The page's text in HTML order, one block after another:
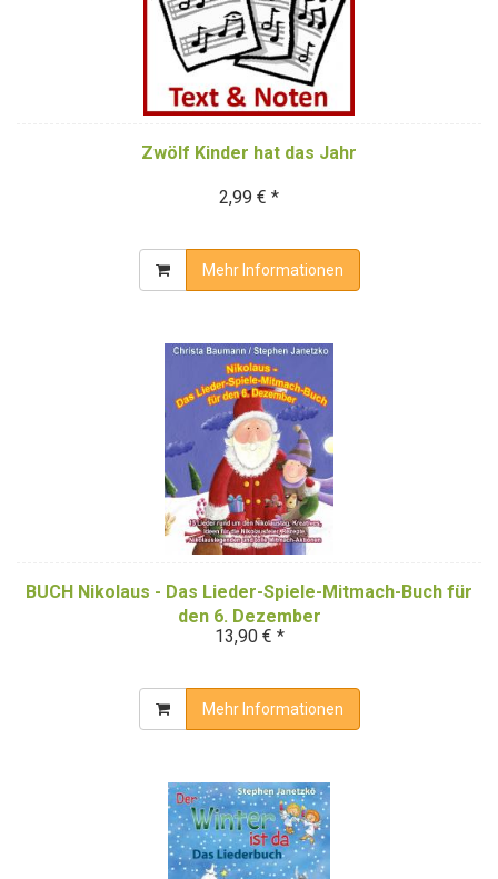
Zwölf Kinder hat das Jahr
2,99 € *
Mehr Informationen
BUCH Nikolaus - Das Lieder-Spiele-Mitmach-Buch für
den 6. Dezember
13,90 € *
Mehr Informationen